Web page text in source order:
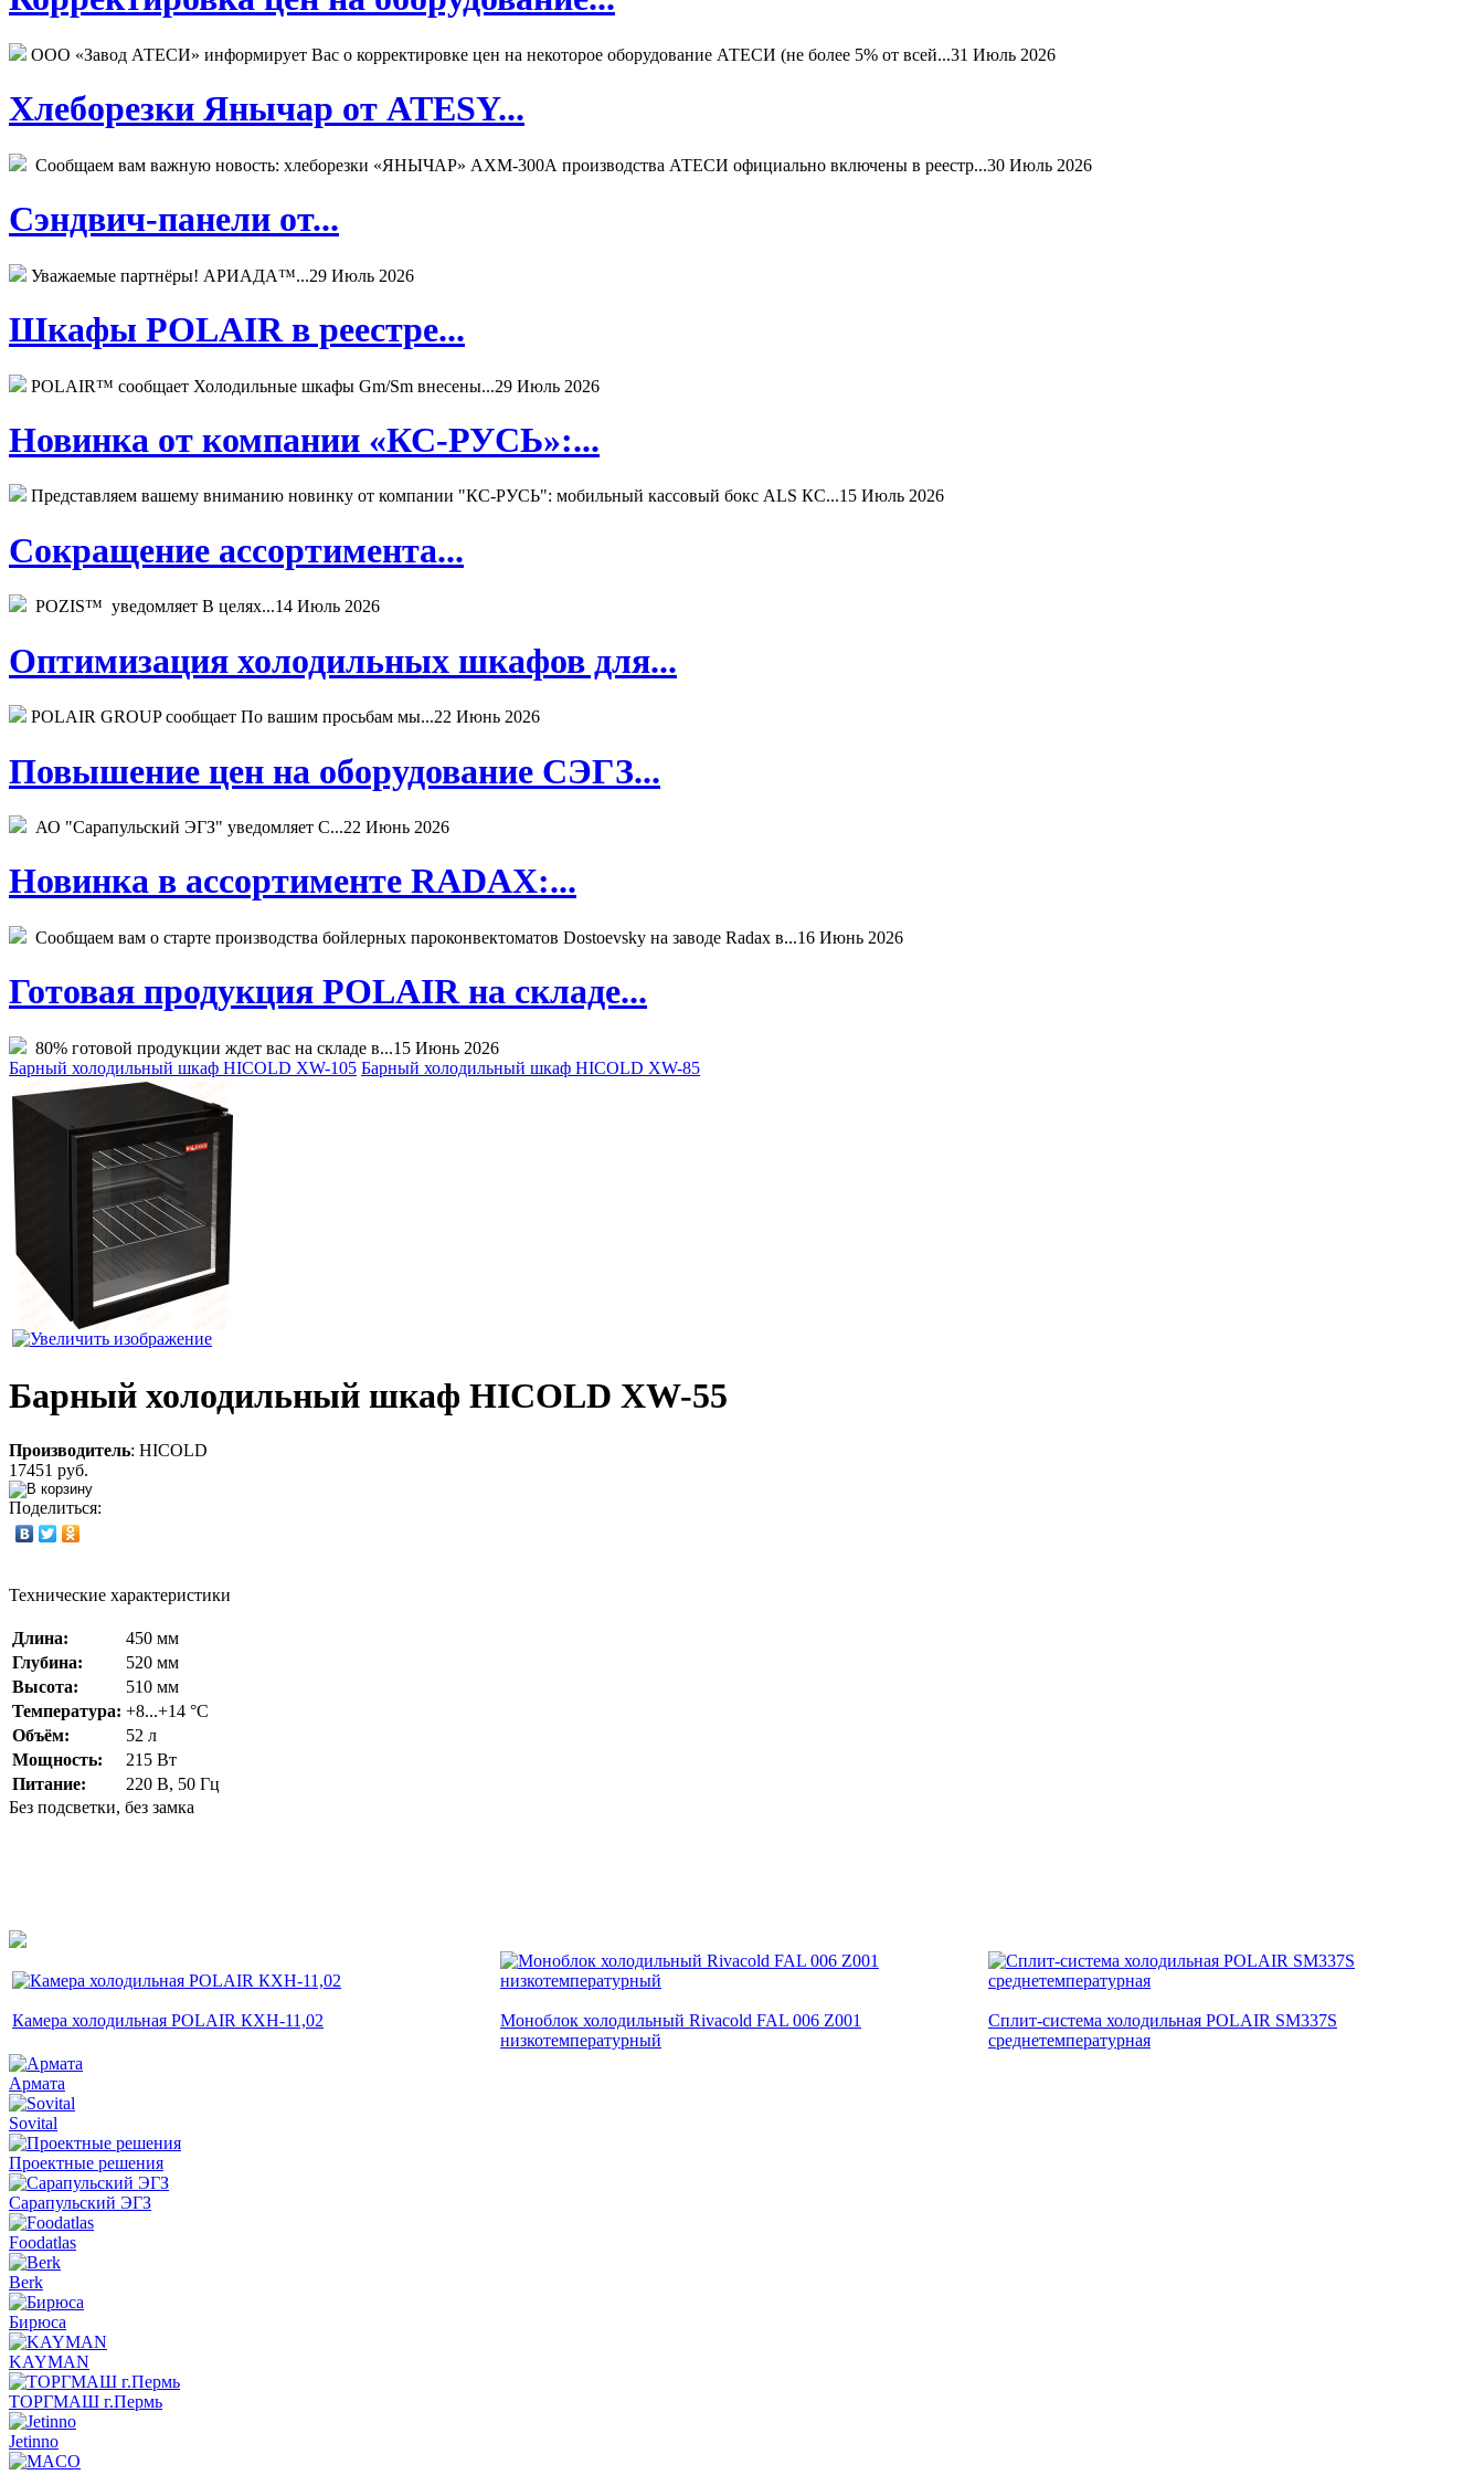
ООО «Завод АТЕСИ» информирует Вас о корректировке цен на некоторое оборудование АТЕСИ (не более 5% от всей...31 Июль 2026
Хлеборезки Янычар от ATESY...
Сообщаем вам важную новость: хлеборезки «ЯНЫЧАР» АХМ-300А производства АТЕСИ официально включены в реестр...30 Июль 2026
Сэндвич-панели от...
Уважаемые партнёры! АРИАДА™...29 Июль 2026
Шкафы POLAIR в реестре...
POLAIR™ сообщает Холодильные шкафы Gm/Sm внесены...29 Июль 2026
Новинка от компании «КС-РУСЬ»:...
Представляем вашему вниманию новинку от компании "КС-РУСЬ": мобильный кассовый бокс ALS КС...15 Июль 2026
Сокращение ассортимента...
POZIS™ уведомляет В целях...14 Июль 2026
Оптимизация холодильных шкафов для...
POLAIR GROUP сообщает По вашим просьбам мы...22 Июнь 2026
Повышение цен на оборудование СЭГЗ...
АО "Сарапульский ЭГЗ" уведомляет С...22 Июнь 2026
Новинка в ассортименте RADAX:...
Сообщаем вам о старте производства бойлерных пароконвектоматов Dostoevsky на заводе Radax в...16 Июнь 2026
Готовая продукция POLAIR на складе...
80% готовой продукции ждет вас на складе в...15 Июнь 2026
Барный холодильный шкаф HICOLD XW-105 Барный холодильный шкаф HICOLD XW-85
Барный холодильный шкаф HICOLD XW-55
Производитель: HICOLD
17451 руб.
Поделиться:
Технические характеристики
Длина:
450 мм
Глубина:
520 мм
Высота:
510 мм
Температура: +8...+14 °С
Объём:
52 л
Мощность:
215 Вт
Питание:
220 В, 50 Гц
Без подсветки, без замка
Камера холодильная POLAIR КХН-11,02
Моноблок холодильный Rivacold FAL 006 Z001
низкотемпературный
Сплит-система холодильная POLAIR SM337S
среднетемпературная
Армата
Sovital
Проектные решения
Сарапульский ЭГЗ
Foodatlas
Berk
Бирюса
KAYMAN
ТОРГМАШ г.Пермь
Jetinno